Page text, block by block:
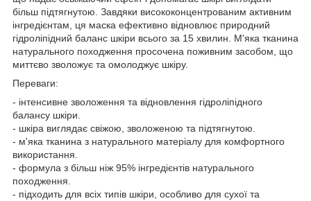
більш підтягнутою. Завдяки висококонцентрованим активним
інгредієнтам, ця маска ефективно відновлює природний
гідроліпідний баланс шкіри всього за 15 хвилин. М'яка тканина
натурального походження просочена поживним засобом, що
миттєво зволожує та омолоджує шкіру.
Переваги:
- інтенсивне зволоження та відновлення гідроліпідного
балансу шкіри.
- шкіра виглядає свіжою, зволоженою та підтягнутою.
- м'яка тканина з натурального матеріалу для комфортного
використання.
- формула з більш ніж 95% інгредієнтів натурального
походження.
- підходить для всіх типів шкіри, особливо для сухої та